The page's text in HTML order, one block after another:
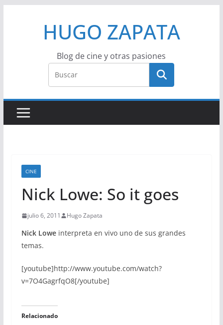
HUGO ZAPATA
Blog de cine y otras pasiones
CINE
Nick Lowe: So it goes
julio 6, 2011 Hugo Zapata
Nick Loweinterpreta en vivo uno de sus grandes
temas.
[youtube]http://www.youtube.com/watch?
v=7O4GagrfqO8[/youtube]
Relacionado